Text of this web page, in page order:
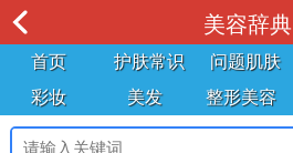
美容辞典
首页 护肤常识 问题肌肤
彩妆
美发 整形美容